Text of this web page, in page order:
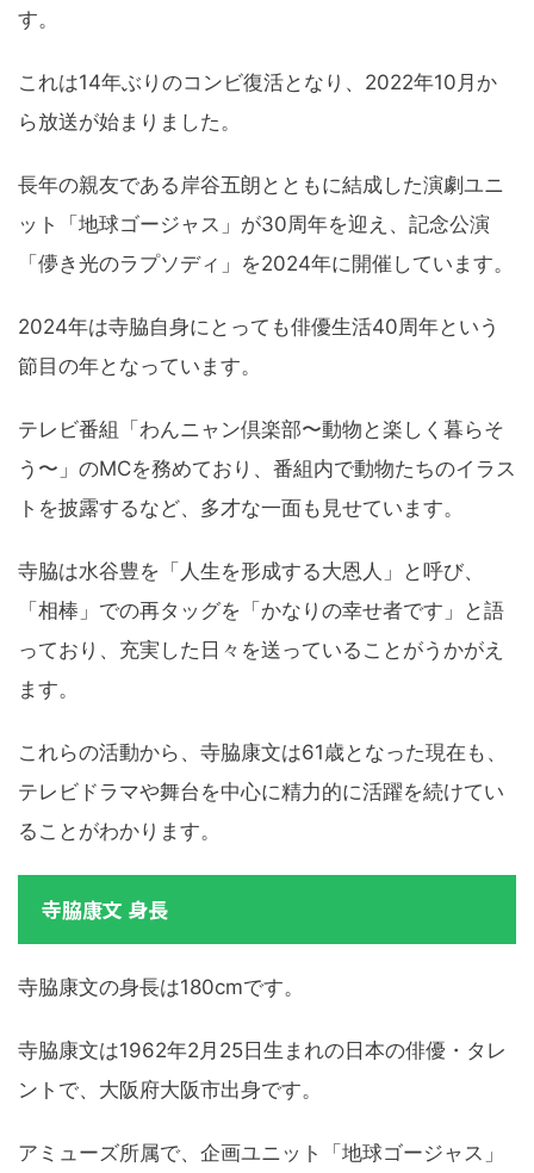
す。
これは14年ぶりのコンビ復活となり、2022年10月か
ら放送が始まりました。
長年の親友である岸谷五朗とともに結成した演劇ユニ
ット「地球ゴージャス」が30周年を迎え、記念公演
「儚き光のラプソディ」を2024年に開催しています。
2024年は寺脇自身にとっても俳優生活40周年という
節目の年となっています。
テレビ番組「わんニャン倶楽部〜動物と楽しく暮らそ
う〜」のMCを務めており、番組内で動物たちのイラス
トを披露するなど、多才な一面も見せています。
寺脇は水谷豊を「人生を形成する大恩人」と呼び、
「相棒」での再タッグを「かなりの幸せ者です」と語
っており、充実した日々を送っていることがうかがえ
ます。
これらの活動から、寺脇康文は61歳となった現在も、
テレビドラマや舞台を中心に精力的に活躍を続けてい
ることがわかります。
寺脇康文 身長
寺脇康文の身長は180cmです。
寺脇康文は1962年2月25日生まれの日本の俳優・タレ
ントで、大阪府大阪市出身です。
アミューズ所属で、企画ユニット「地球ゴージャス」